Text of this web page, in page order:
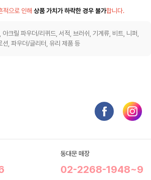
적으로 인해 상품 가치가 하락한 경우 불가합니다.
크릴 파우더/리퀴드, 서적, 브러쉬, 기계류, 비트, 니퍼,
션, 파우더/글리터, 유리 제품 등
동대문 매장
02-2268-1948~9